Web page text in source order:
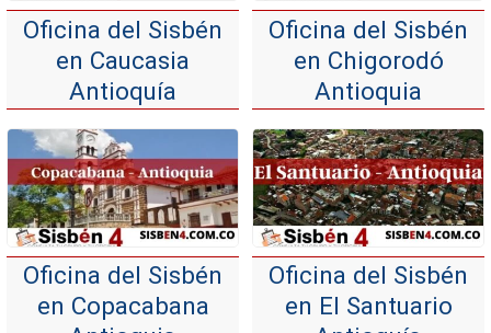
Oficina del Sisbén
en Caucasia
Antioquía
Oficina del Sisbén
en Chigorodó
Antioquia
Oficina del Sisbén
en Copacabana
Oficina del Sisbén
en El Santuario